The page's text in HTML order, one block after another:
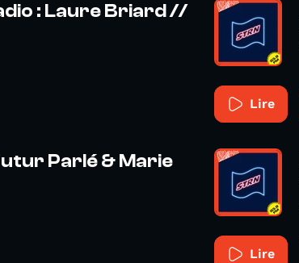
: Laure Briard //
Lire
Parlé & Marie
Lire